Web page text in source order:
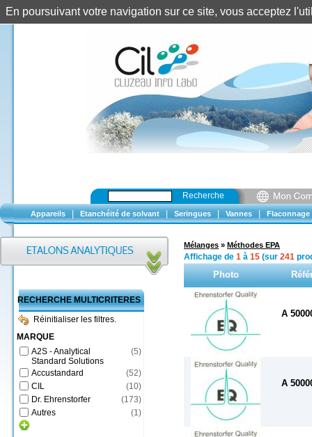
Recherche
Appareils Etanchéité de solvant Seringues Vannes Flaconnage
RECHERCHE MULTICRITERES
Réinitialiser les filtres.
MARQUE
A2S - Analytical
Standard Solutions
(5)
Accustandard (52)
CIL
(10)
Dr. Ehrenstorfer
(173)
Autres
(1)
Mélanges » Méthodes EPA
Affichage de 1 à 15 (sur 241
Photo
A
A
En poursuivant votre navigation sur ce site, vous acceptez